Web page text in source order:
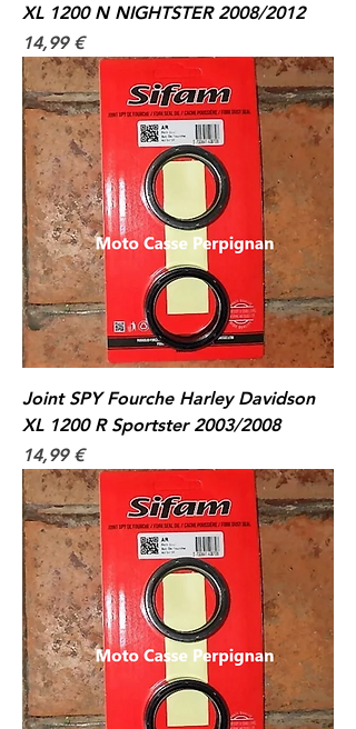
XL 1200 N NIGHTSTER 2008/2012
Prix
14,99 €
Joint SPY Fourche Harley Davidson
XL 1200 R Sportster 2003/2008
Prix
14,99 €